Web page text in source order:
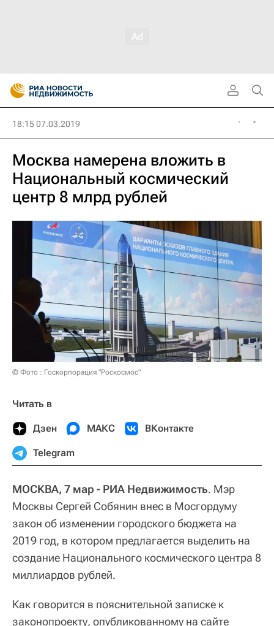
18:15 07.03.2019
Москва намерена вложить в
Национальный космический
центр 8 млрд рублей
© Фото : Госкорпорация "Роскосмос"
Читать в
Дзен МАКС ВКонтакте
Telegram
МОСКВА, 7 мар - РИА Недвижимость. Мэр
Москвы Сергей Собянин внес в Мосгордуму
закон об изменении городского бюджета на
2019 год, в котором предлагается выделить на
создание Национального космического центра 8
миллиардов рублей.
Как говорится в пояснительной записке к
законопроекту, опубликованному на сайте